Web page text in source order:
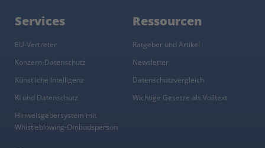
Services
EU-Vertreter
Konzern-Datenschutz
Künstliche Intelligenz
KI und Datenschutz
Hinweisgebersystem mit
Whistleblowing-Ombudsperson
Ressourcen
Ratgeber und Artikel
Newsletter
Datenschutzvergleich
Wichtige Gesetze als Volltext